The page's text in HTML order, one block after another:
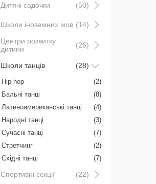
Дитячі садочки (50)
Школи іноземних мов (14)
Центри розвитку
дитини
(26)
Школи танців (28)
Hip hop
(2)
Бальні танці
(8)
Латиноамериканські танці
(4)
Народні танці
(3)
Сучасні танці
(7)
Стретчинг
(2)
Східні танці
(7)
Спортивні секції (22)